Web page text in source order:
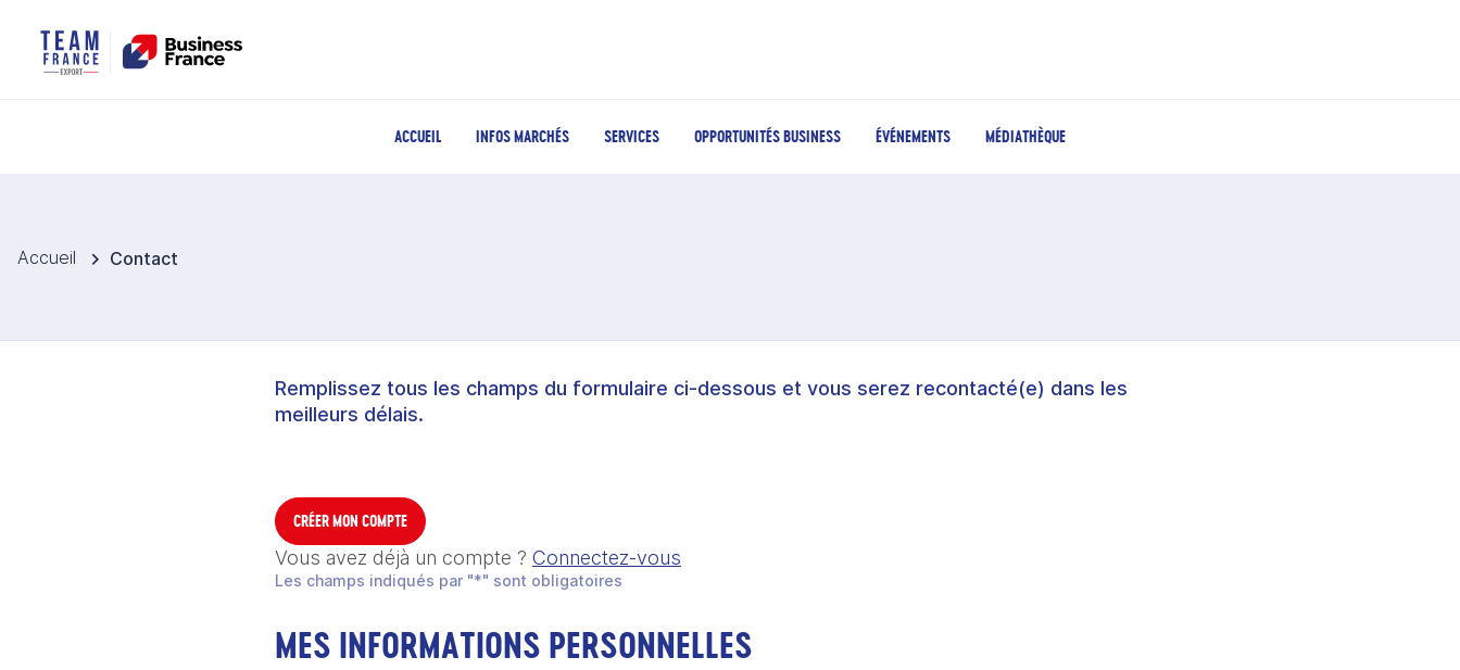
ACCUEIL INFOS MARCHÉS SERVICES OPPORTUNITÉS BUSINESS ÉVÉNEMENTS MÉDIATHÈQUE
Accueil Contact
Remplissez tous les champs du formulaire ci-dessous et vous serez recontacté(e) dans les
meilleurs délais.
CRÉER MON COMPTE
Vous avez déjà un compte ? Connectez-vous
Les champs indiqués par "*" sont obligatoires
MES INFORMATIONS PERSONNELLES